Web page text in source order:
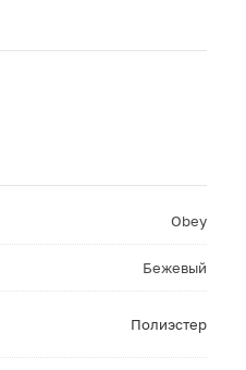
Obey
Бежевый
Полиэстер